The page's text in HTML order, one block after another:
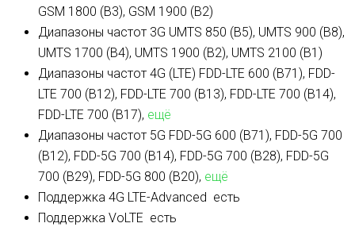
GSM 1800 (B3), GSM 1900 (B2)
Диапазоны частот 3G UMTS 850 (B5), UMTS 900 (B8),
UMTS 1700 (B4), UMTS 1900 (B2), UMTS 2100 (B1)
Диапазоны частот 4G (LTE) FDD-LTE 600 (B71), FDD-
LTE 700 (B12), FDD-LTE 700 (B13), FDD-LTE 700 (B14),
FDD-LTE 700 (B17), ещё
Диапазоны частот 5G FDD-5G 600 (B71), FDD-5G 700
(B12), FDD-5G 700 (B14), FDD-5G 700 (B28), FDD-5G
700 (B29), FDD-5G 800 (B20), ещё
Поддержка 4G LTE-Advanced есть
Поддержка VoLTE есть